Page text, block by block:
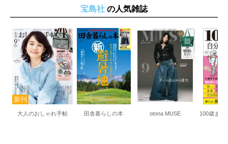
宝島社 の人気雑誌
大人のおしゃれ手帖 田舎暮らしの本 otona MUSE